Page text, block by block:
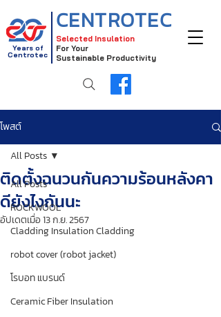
Selected Insulation
For Your
Sustainable Productivity
CENTROTEC
Years of
Centrotec
โพสต์
All Posts
ROCKWOOL
Cladding Insulation Cladding
robot cover (robot jacket)
โรบอท แบรนด์
Ceramic Fiber Insulation
All Posts
ติดตั้งฉนวนกันความร้อนหลังคา
ดียังไงกันนะ
อัปเดตเมื่อ13 ก.ย. 2567